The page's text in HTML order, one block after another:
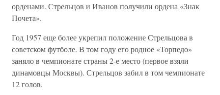
орденами. Стрельцов и Иванов получили ордена «Знак
Почета».
Год 1957 еще более укрепил положение Стрельцова в
советском футболе. В том году его родное «Торпедо»
заняло в чемпионате страны 2-е место (первое взяли
динамовцы Москвы). Стрельцов забил в том чемпионате
12 голов.